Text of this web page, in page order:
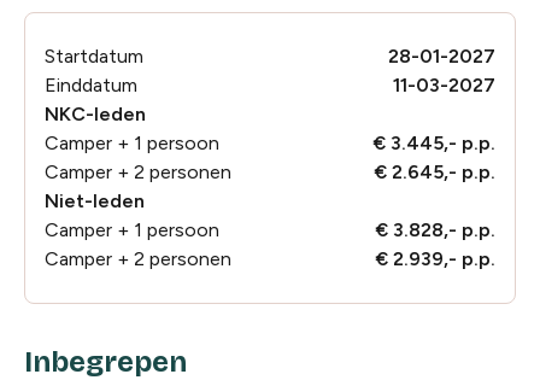
Startdatum
28-01-2027
Einddatum
11-03-2027
NKC-leden
Camper + 1 persoon
€ 3.445,- p.p.
Camper + 2 personen
€ 2.645,- p.p.
Niet-leden
Camper + 1 persoon
€ 3.828,- p.p.
Camper + 2 personen
€ 2.939,- p.p.
Inbegrepen